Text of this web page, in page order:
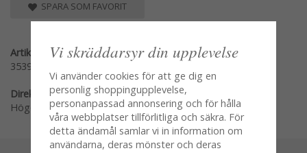
SPARA SOM FAVORIT
Artikelnummer:
3539
Direktlänk:
Högerklicka och kopiera adressen
Vi skräddarsyr din upplevelse
Vi använder cookies för att ge dig en
personlig shoppingupplevelse,
personanpassad annonsering och för hålla
våra webbplatser tillförlitliga och säkra. För
detta ändamål samlar vi in information om
användarna, deras mönster och deras